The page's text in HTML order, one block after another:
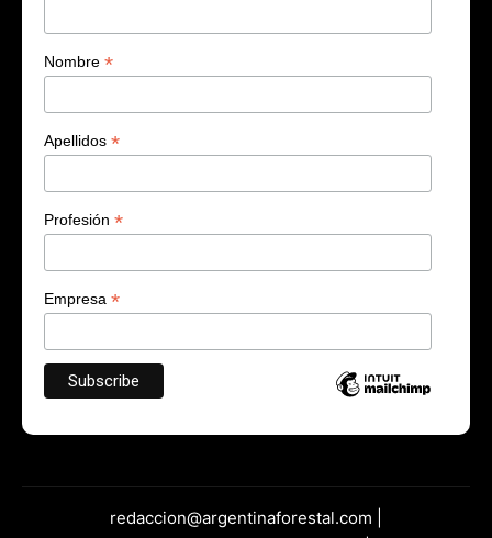
Nombre *
Apellidos *
Profesión *
Empresa *
redaccion@argentinaforestal.com |